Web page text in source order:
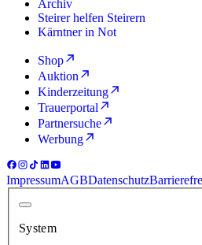
Archiv
Steirer helfen Steirern
Kärntner in Not
Shop
Auktion
Kinderzeitung
Trauerportal
Partnersuche
Werbung
ImpressumAGBDatenschutz
System